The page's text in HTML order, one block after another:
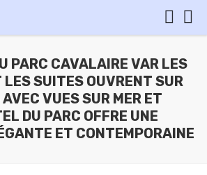
PARC CAVALAIRE VAR LES
LES SUITES OUVRENT SUR
VUES SUR MER ET
DU PARC OFFRE UNE
ET CONTEMPORAINE